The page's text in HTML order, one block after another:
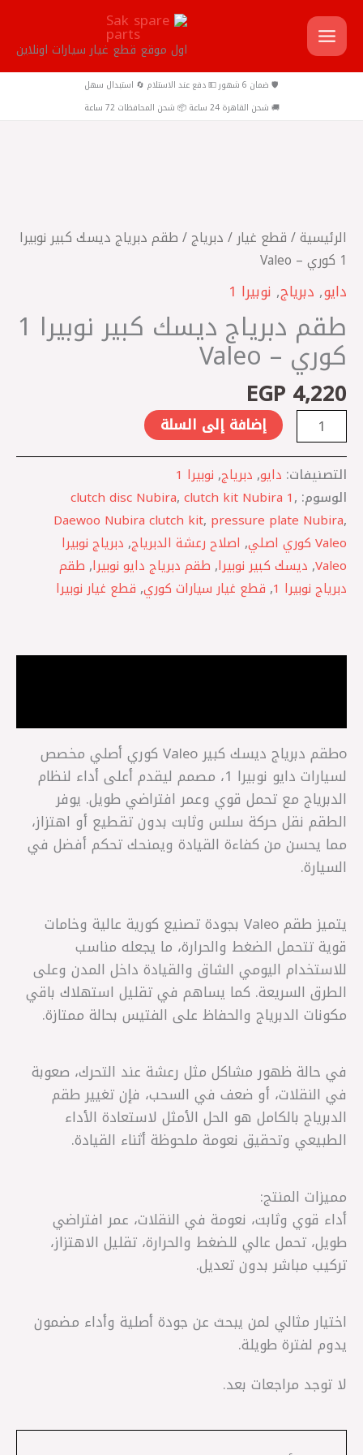
تخطي
إلى
المحتوى
اول موقع قطع غيار سيارات اونلاين
🛡️ ضمان 6 شهور 💵 دفع عند الاستلام 🔄 استبدال سهل
🚚 شحن القاهرة 24 ساعة 📦 شحن المحافظات 72 ساعة
الرئيسية/ قطع غيار/ دبرياج/ طقم دبرياج ديسك كبير نوبيرا
1 كوري – Valeo
دايو, دبرياج, نوبيرا 1
طقم دبرياج ديسك كبير نوبيرا 1
كوري – Valeo
EGP 4,220
دبرياج
ديسك
نوبيرا
1
كوري
-
Valeo
إضافة إلى السلة
التصنيفات: دايو, دبرياج, نوبيرا 1
الوسوم:
clutch disc Nubira, clutch kit Nubira 1,
Daewoo Nubira clutch kit, pressure plate Nubira,
Valeo كوري اصلي
, اصلاح رعشة الدبرياج, دبرياج نوبيرا
Valeo
, ديسك كبير نوبيرا, طقم دبرياج دايو نوبيرا, طقم
دبرياج نوبيرا 1 , قطع غيار سيارات كوري, قطع غيار نوبيرا
oطقم دبرياج ديسك كبير Valeo كوري أصلي مخصص
لسيارات دايو نوبيرا 1، مصمم ليقدم أعلى أداء لنظام
الدبرياج مع تحمل قوي وعمر افتراضي طويل. يوفر
الطقم نقل حركة سلس وثابت بدون تقطيع أو اهتزاز،
مما يحسن من كفاءة القيادة ويمنحك تحكم أفضل في
السيارة.
يتميز طقم Valeo بجودة تصنيع كورية عالية وخامات
قوية تتحمل الضغط والحرارة، ما يجعله مناسب
للاستخدام اليومي الشاق والقيادة داخل المدن وعلى
الطرق السريعة. كما يساهم في تقليل استهلاك باقي
مكونات الدبرياج والحفاظ على الفتيس بحالة ممتازة.
في حالة ظهور مشاكل مثل رعشة عند التحرك، صعوبة
في النقلات، أو ضعف في السحب، فإن تغيير طقم
الدبرياج بالكامل هو الحل الأمثل لاستعادة الأداء
الطبيعي وتحقيق نعومة ملحوظة أثناء القيادة.
مميزات المنتج:
أداء قوي وثابت، نعومة في النقلات، عمر افتراضي
طويل، تحمل عالي للضغط والحرارة، تقليل الاهتزاز،
تركيب مباشر بدون تعديل.
اختيار مثالي لمن يبحث عن جودة أصلية وأداء مضمون
يدوم لفترة طويلة.
لا توجد مراجعات بعد.